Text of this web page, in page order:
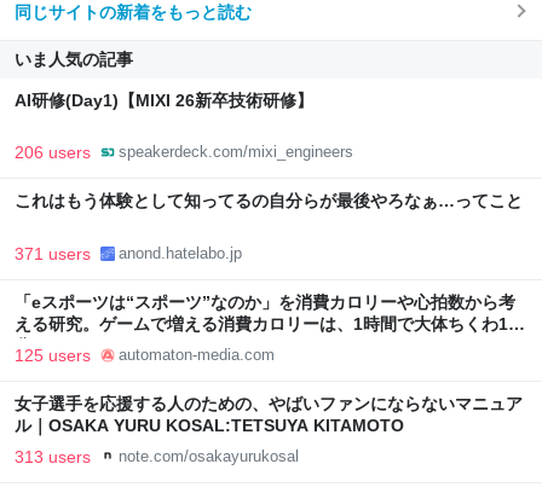
同じサイトの新着をもっと読む
いま人気の記事
AI研修(Day1)【MIXI 26新卒技術研修】
206 users speakerdeck.com/mixi_engineers
これはもう体験として知ってるの自分らが最後やろなぁ…ってこと
371 users anond.hatelabo.jp
「eスポーツは“スポーツ”なのか」を消費カロリーや心拍数から考
える研究。ゲームで増える消費カロリーは、1時間で大体ちくわ1本
分 - AUTOMATON
125 users automaton-media.com
女子選手を応援する人のための、やばいファンにならないマニュア
ル｜OSAKA YURU KOSAL:TETSUYA KITAMOTO
313 users note.com/osakayurukosal